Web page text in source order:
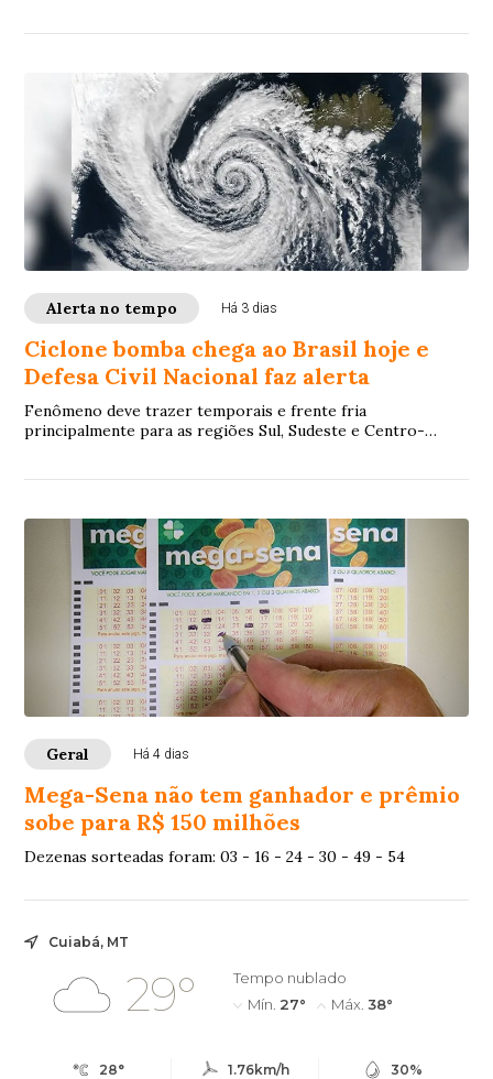
Alerta no tempo Há 3 dias
Ciclone bomba chega ao Brasil hoje e
Defesa Civil Nacional faz alerta
Fenômeno deve trazer temporais e frente fria
principalmente para as regiões Sul, Sudeste e Centro-
Geral Há 4 dias
Mega-Sena não tem ganhador e prêmio
sobe para R$ 150 milhões
Dezenas sorteadas foram: 03 - 16 - 24 - 30 - 49 - 54
Cuiabá, MT
29°
Tempo nublado
Mín. 27° Máx. 38°
28° 1.76km/h 30%